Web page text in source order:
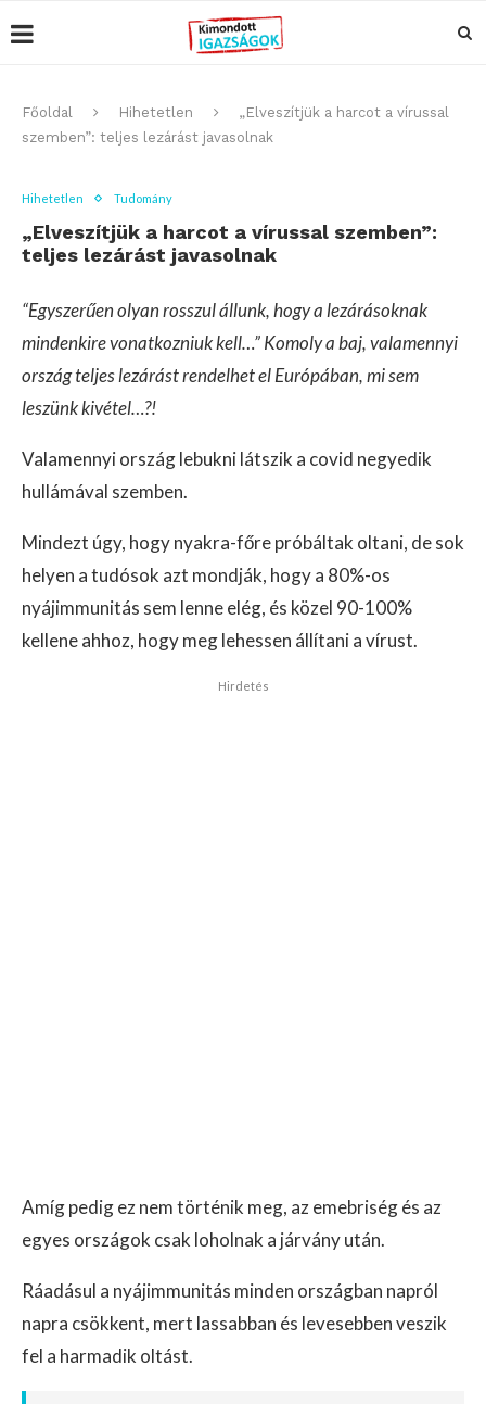
Főoldal Hihetetlen
„Elveszítjük a harcot a vírussal
szemben”: teljes lezárást javasolnak
Hihetetlen Tudomány
„Elveszítjük a harcot a vírussal szemben”:
teljes lezárást javasolnak
“Egyszerűen olyan rosszul állunk, hogy a lezárásoknak
mindenkire vonatkozniuk kell…” Komoly a baj, valamennyi
ország teljes lezárást rendelhet el Európában, mi sem
leszünk kivétel…?!
Valamennyi ország lebukni látszik a covid negyedik
hullámával szemben.
Mindezt úgy, hogy nyakra-főre próbáltak oltani, de sok
helyen a tudósok azt mondják, hogy a 80%-os
nyájimmunitás sem lenne elég, és közel 90-100%
kellene ahhoz, hogy meg lehessen állítani a vírust.
Hirdetés
Amíg pedig ez nem történik meg, az emebriség és az
egyes országok csak loholnak a járvány után.
Ráadásul a nyájimmunitás minden országban napról
napra csökkent, mert lassabban és levesebben veszik
fel a harmadik oltást.